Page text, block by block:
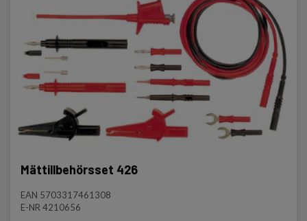
Mättillbehörsset 426
EAN 5703317461308
E-NR 4210656